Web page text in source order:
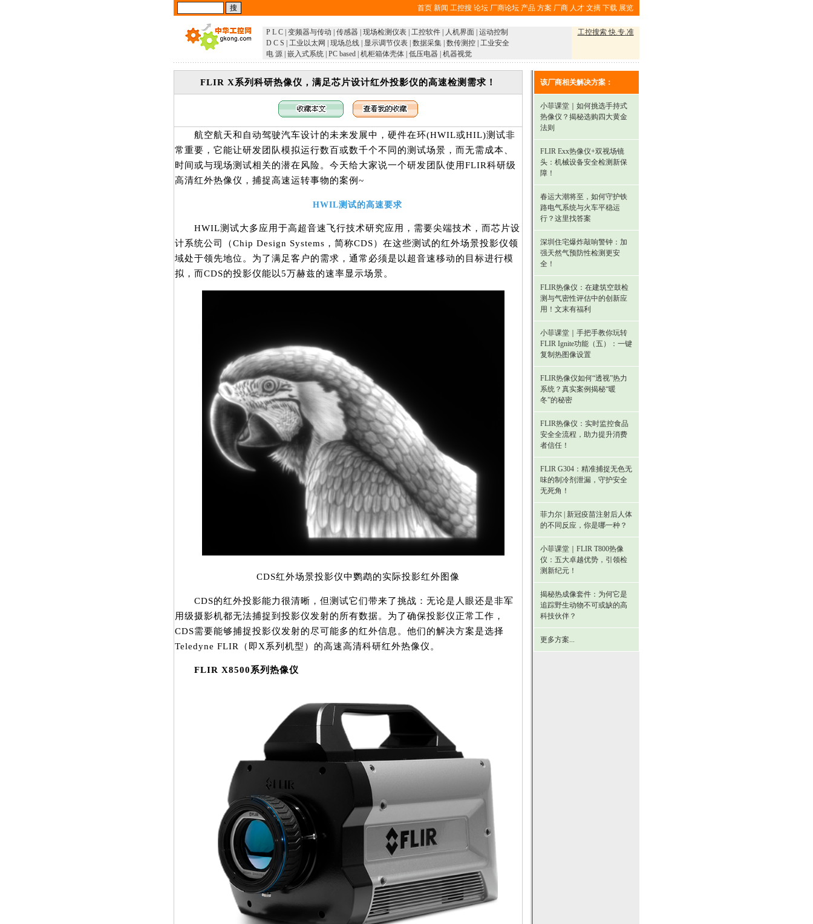
首页 新闻 工控搜 论坛 厂商论坛 产品 方案 厂商 人才 文摘 下载 展览
P L C 变频器与传动 传感器 现场检测仪表 工控软件 人机界面 运动控制
D C S
工业以太网 现场总线 显示调节仪表 数据采集 数传测控 工业安全
电 源 嵌入式系统 PC based 机柜箱体壳体 低压电器 机器视觉
工控搜索 快.专.准
FLIR X系列科研热像仪，满足芯片设计红外投影仪的高速检测需求！
航空航天和自动驾驶汽车设计的未来发展中，硬件在环(HWIL或HIL)测试非
常重要，它能让研发团队模拟运行数百或数千个不同的测试场景，而无需成本、
时间或与现场测试相关的潜在风险。今天给大家说一个研发团队使用FLIR科研级
高清红外热像仪，捕捉高速运转事物的案例~
HWIL测试的高速要求
HWIL测试大多应用于高超音速飞行技术研究应用，需要尖端技术，而芯片设
计系统公司（Chip Design Systems，简称CDS）在这些测试的红外场景投影仪领
域处于领先地位。为了满足客户的需求，通常必须是以超音速移动的目标进行模
拟，而CDS的投影仪能以5万赫兹的速率显示场景。
CDS红外场景投影仪中鹦鹉的实际投影红外图像
CDS的红外投影能力很清晰，但测试它们带来了挑战：无论是人眼还是非军
用级摄影机都无法捕捉到投影仪发射的所有数据。为了确保投影仪正常工作，
CDS需要能够捕捉投影仪发射的尽可能多的红外信息。他们的解决方案是选择
Teledyne FLIR（即X系列机型）的高速高清科研红外热像仪。
FLIR X8500系列热像仪
该厂商相关解决方案：
小菲课堂｜如何挑选手持式
热像仪？揭秘选购四大黄金
法则
FLIR Exx热像仪+双视场镜
头：机械设备安全检测新保
障！
春运大潮将至，如何守护铁
路电气系统与火车平稳运
行？这里找答案
深圳住宅爆炸敲响警钟：加
强天然气预防性检测更安
全！
FLIR热像仪：在建筑空鼓检
测与气密性评估中的创新应
用！文末有福利
小菲课堂｜手把手教你玩转
FLIR Ignite功能（五）：一键
复制热图像设置
FLIR热像仪如何“透视”热力
系统？真实案例揭秘“暖
冬”的秘密
FLIR热像仪：实时监控食品
安全全流程，助力提升消费
者信任！
FLIR G304：精准捕捉无色无
味的制冷剂泄漏，守护安全
无死角！
菲力尔 | 新冠疫苗注射后人体
的不同反应，你是哪一种？
小菲课堂｜FLIR T800热像
仪：五大卓越优势，引领检
测新纪元！
揭秘热成像套件：为何它是
追踪野生动物不可或缺的高
科技伙伴？
更多方案...